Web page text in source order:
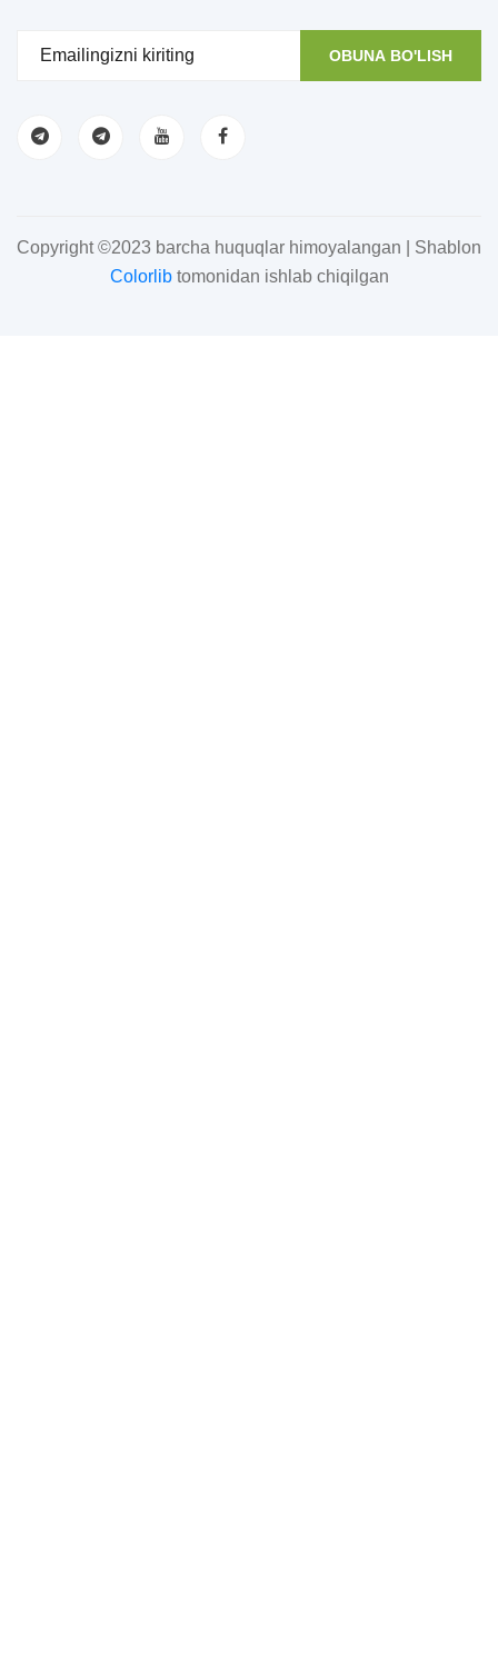
OBUNA BO'LISH
Copyright ©2023 barcha huquqlar himoyalangan | Shablon
Colorlibtomonidan ishlab chiqilgan